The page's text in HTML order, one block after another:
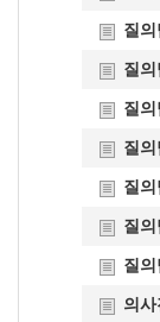
질
질
질
질
질
질
질
의